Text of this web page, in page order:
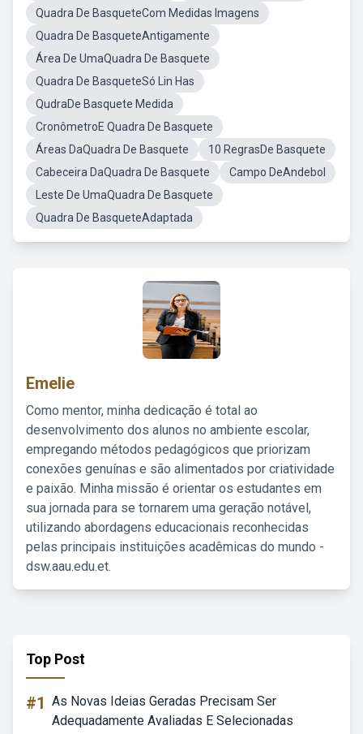
Quadra De BasqueteCom Medidas Imagens
Quadra De BasqueteAntigamente
Área De UmaQuadra De Basquete
Quadra De BasqueteSó Lin Has
QudraDe Basquete Medida
CronômetroE Quadra De Basquete
Áreas DaQuadra De Basquete
10 RegrasDe Basquete
Cabeceira DaQuadra De Basquete
Campo DeAndebol
Leste De UmaQuadra De Basquete
Quadra De BasqueteAdaptada
Emelie
Como mentor, minha dedicação é total ao
desenvolvimento dos alunos no ambiente escolar,
empregando métodos pedagógicos que priorizam
conexões genuínas e são alimentados por criatividade
e paixão. Minha missão é orientar os estudantes em
sua jornada para se tornarem uma geração notável,
utilizando abordagens educacionais reconhecidas
pelas principais instituições acadêmicas do mundo -
dsw.aau.edu.et.
Top Post
#1 As Novas Ideias Geradas Precisam Ser
Adequadamente Avaliadas E Selecionadas